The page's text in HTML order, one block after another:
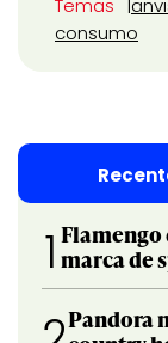
Temas
consumo
1 marca de
Pandora